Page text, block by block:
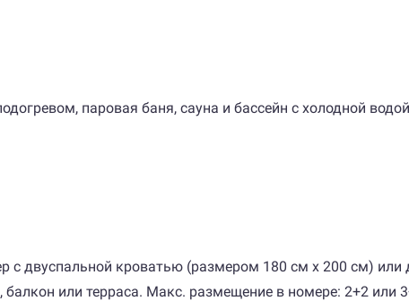
паровая баня, сауна и бассейн с холодной
с двуспальной кроватью (размером 180 см х 200 см)
или терраса. Макс. размещение в номере: 2+2 или